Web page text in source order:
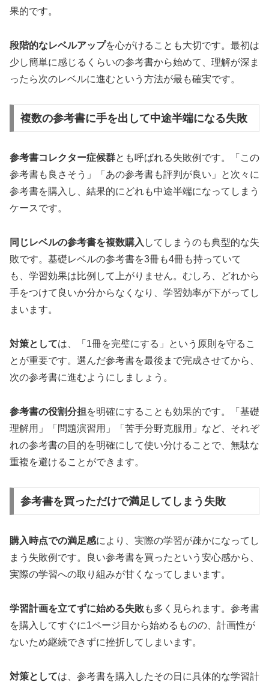
果的です。
段階的なレベルアップを心がけることも大切です。最初は
少し簡単に感じるくらいの参考書から始めて、理解が深ま
ったら次のレベルに進むという方法が最も確実です。
複数の参考書に手を出して中途半端になる失敗
参考書コレクター症候群とも呼ばれる失敗例です。「この
参考書も良さそう」「あの参考書も評判が良い」と次々に
参考書を購入し、結果的にどれも中途半端になってしまう
ケースです。
同じレベルの参考書を複数購入 してしまうのも典型的な失
敗です。基礎レベルの参考書を3冊も4冊も持っていて
も、学習効果は比例して上がりません。むしろ、どれから
手をつけて良いか分からなくなり、学習効率が下がってし
まいます。
対策としては、「1冊を完璧にする」という原則を守るこ
とが重要です。選んだ参考書を最後まで完成させてから、
次の参考書に進むようにしましょう。
参考書の役割分担を明確にすることも効果的です。「基礎
理解用」「問題演習用」「苦手分野克服用」など、それぞ
れの参考書の目的を明確にして使い分けることで、無駄な
重複を避けることができます。
参考書を買っただけで満足してしまう失敗
購入時点での満足感により、実際の学習が疎かになってし
まう失敗例です。良い参考書を買ったという安心感から、
実際の学習への取り組みが甘くなってしまいます。
学習計画を立てずに始める失敗も多く見られます。参考書
を購入してすぐに1ページ目から始めるものの、計画性が
ないため継続できずに挫折してしまいます。
対策としては、参考書を購入したその日に具体的な学習計